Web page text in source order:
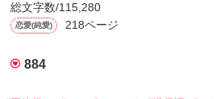
手IT企業  副社長
び人の副社長⁈
総文字数/115,280
恋愛(純愛) 218ページ
884